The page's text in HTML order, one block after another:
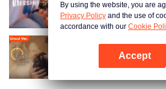
My Blessing
Time The Series
By using the website, you are
Privacy Policy and the use of
accordance with our Cookie
Accept